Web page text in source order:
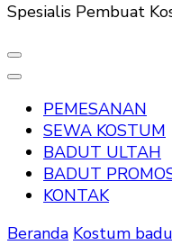
Spesialis Pembuat
PEMESANAN
SEWA KOSTUM
BADUT ULTAH
BADUT
KONTAK
Beranda Kostum